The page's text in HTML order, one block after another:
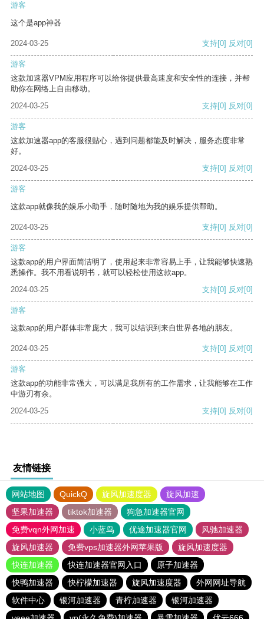
游客
这个是app神器
2024-03-25 支持[0] 反对[0]
游客
这款加速器VPM应用程序可以给你提供最高速度和安全性的连接，并帮
助你在网络上自由移动。
2024-03-25
支持[0] 反对[0]
游客
这款加速器app的客服很贴心，遇到问题都能及时解决，服务态度非常
好。
2024-03-25
支持[0] 反对[0]
游客
这款app就像我的娱乐小助手，随时随地为我的娱乐提供帮助。
2024-03-25 支持[0] 反对[0]
游客
这款app的用户界面简洁明了，使用起来非常容易上手，让我能够快速熟
悉操作。我不用看说明书，就可以轻松使用这款app。
2024-03-25
支持[0] 反对[0]
游客
这款app的用户群体非常庞大，我可以结识到来自世界各地的朋友。
2024-03-25 支持[0] 反对[0]
游客
这款app的功能非常强大，可以满足我所有的工作需求，让我能够在工作
中游刃有余。
2024-03-25
支持[0] 反对[0]
友情链接
网站地图 QuickQ 旋风加速度器
旋风加速
坚果加速器
tiktok加速器
狗急加速器官网
免费vqn外网加速
小蓝鸟 优途加速器官网
风驰加速器
旋风加速器
免费vps加速器外网苹果版
旋风加速度器
快连加速器
快连加速器官网入口
原子加速器
快鸭加速器
快柠檬加速器 旋风加速度器
外网网址导航
软件中心
银河加速器 青柠加速器
银河加速器